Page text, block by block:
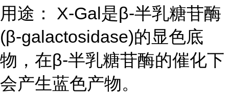
用途： X-Gal是β-半乳糖苷酶
(β-galactosidase)的显色底
物，在β-半乳糖苷酶的催化下
会产生蓝色产物。